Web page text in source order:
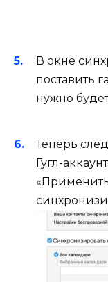
В окне
поставить
нужно
Теперь
Гугл-